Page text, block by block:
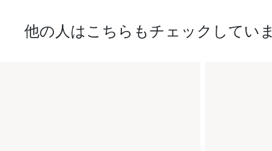
他の人はこちらもチェックしてい